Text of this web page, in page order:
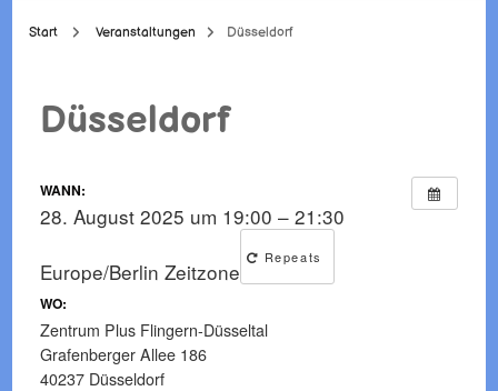
Start Veranstaltungen Düsseldorf
Düsseldorf
WANN:
28. August 2025 um 19:00 – 21:30
Europe/Berlin Zeitzone
Repeats
WO:
Zentrum Plus Flingern-Düsseltal
Grafenberger Allee 186
40237 Düsseldorf